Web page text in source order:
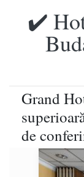
✔️
Grand
de